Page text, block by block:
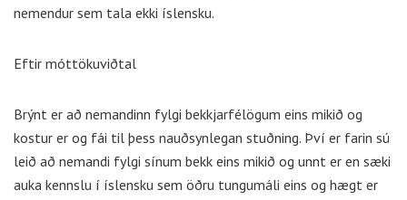
nemendur sem tala ekki íslensku.
Eftir móttökuviðtal
Brýnt er að nemandinn fylgi bekkjarfélögum eins mikið og
kostur er og fái til þess nauðsynlegan stuðning. Því er farin sú
leið að nemandi fylgi sínum bekk eins mikið og unnt er en sæki
auka kennslu í íslensku sem öðru tungumáli eins og hægt er